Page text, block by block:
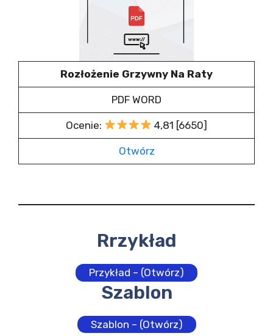
Rozłożenie Grzywny Na Raty
PDF WORD
Ocenie: 4,81 [6650]
Otwórz
Rrzykład
Przykład – (Otwórz)
Szablon
Szablon – (Otwórz)